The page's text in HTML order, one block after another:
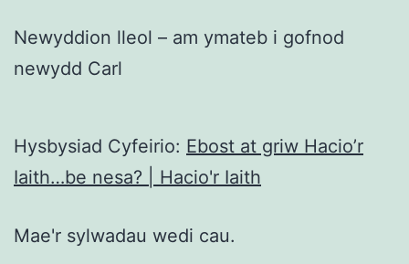
Newyddion lleol – am ymateb i gofnod
newydd Carl
Hysbysiad Cyfeirio: Ebost at griw Hacio’r
Iaith…be nesa? | Hacio'r Iaith
Mae'r sylwadau wedi cau.